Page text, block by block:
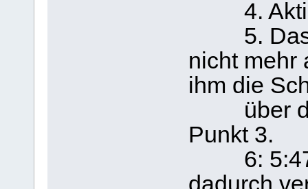
4.
5. Das
nicht mehr
ihm die
über die
Punkt 3.
6: 5:47: